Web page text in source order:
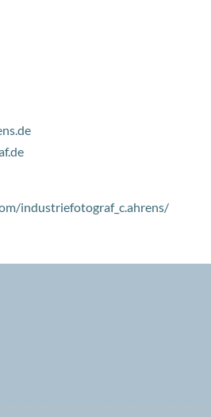
industriefotograf_c.ahrens/